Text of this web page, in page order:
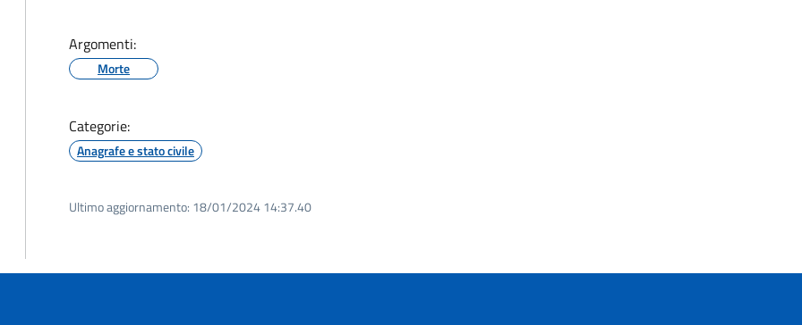
Argomenti:
Morte
Categorie:
Anagrafe e stato civile
Ultimo aggiornamento: 18/01/2024 14:37.40